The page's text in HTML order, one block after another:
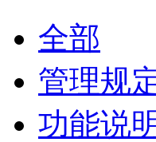
全部
管理规
功能说